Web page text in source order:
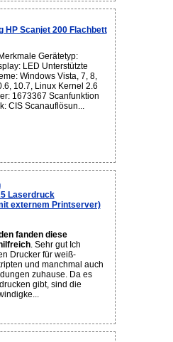
HP Scanjet 200 Flachbett
Gerätetyp:
LED Unterstützte
Windows Vista, 7, 8,
10.7, Linux Kernel 2.6
1673367 Scanfunktion
CIS Scanauflösun...
Laserdruck
externem Printserver)
fanden diese
. Sehr gut Ich
Drucker für weiß-
und manchmal auch
zuhause. Da es
gibt, sind die